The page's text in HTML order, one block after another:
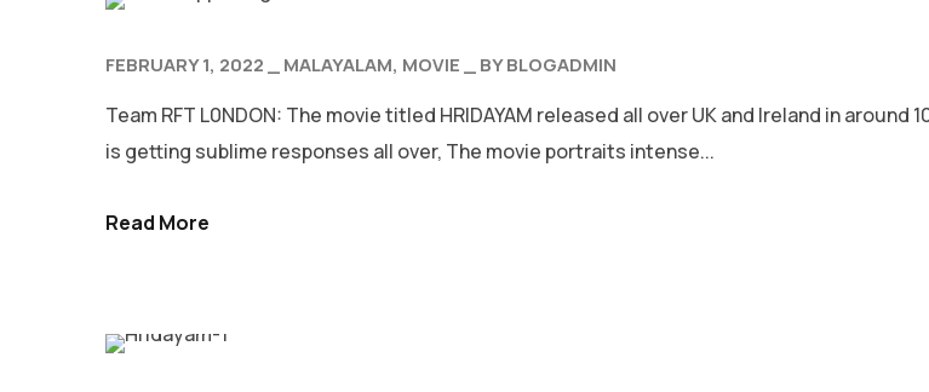
FEBRUARY 1, 2022 MALAYALAM MOVIE BYBLOGADMIN
Team RFT L0NDON: The movie titled HRIDAYAM released all over UK and Ireland in
is getting sublime responses all over, The movie portraits intense...
Read More